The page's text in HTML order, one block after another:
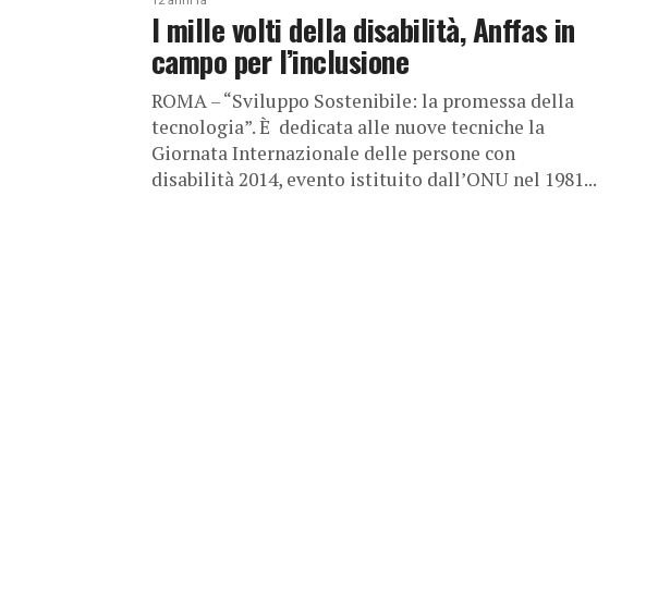
I mille volti della disabilità, Anffas in
campo per l’inclusione
ROMA – “Sviluppo Sostenibile: la promessa della
tecnologia”. È dedicata alle nuove tecniche la
Giornata Internazionale delle persone con
disabilità 2014, evento istituito dall’ONU nel 1981...